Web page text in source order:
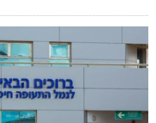
из-за границы.